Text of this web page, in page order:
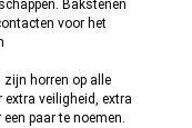
Bakstenen
voor het
zijn horren op alle
veiligheid, extra
paar te noemen.